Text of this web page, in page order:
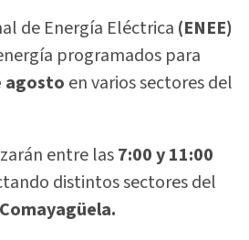
de Energía Eléctrica (ENEE)
programados para
agosto en varios sectores del
entre las7:00 y 11:00
distintos sectores del